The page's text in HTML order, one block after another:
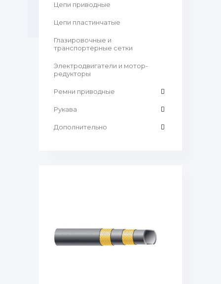
Цепи приводные
Цепи пластинчатые
Глазировочные и
транспортёрные сетки
Электродвигатели и мотор-
редукторы
Ремни приводные
Рукава
Дополнительно